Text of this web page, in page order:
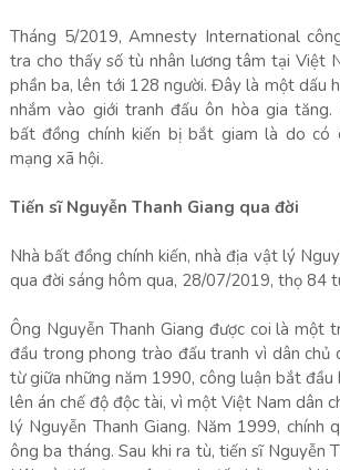
Tháng 5/2019, Amnesty International
tra cho thấy số tù nhân lương tâm tại Việt
phần ba, lên tới 128 người. Đây là một dấu
nhắm vào giới tranh đấu ôn hòa gia tăng.
bất đồng chính kiến bị bắt giam là do có
mạng xã hội.
Tiến sĩ Nguyễn Thanh Giang qua đời
Nhà bất đồng chính kiến, nhà địa vật lý
qua đời sáng hôm qua, 28/07/2019, thọ 84
Ông Nguyễn Thanh Giang được coi là một
đầu trong phong trào đấu tranh vì dân chủ
từ giữa những năm 1990, công luận bắt
lên án chế độ độc tài, vì một Việt Nam dân
lý Nguyễn Thanh Giang. Năm 1999, chính
ông ba tháng. Sau khi ra tù, tiến sĩ Nguyễn